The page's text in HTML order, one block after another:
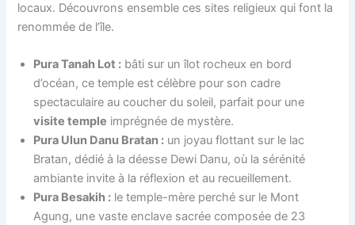
locaux. Découvrons ensemble ces sites religieux qui font la
renommée de l’île.
Pura Tanah Lot : bâti sur un îlot rocheux en bord
d’océan, ce temple est célèbre pour son cadre
spectaculaire au coucher du soleil, parfait pour une
visite temple imprégnée de mystère.
Pura Ulun Danu Bratan : un joyau flottant sur le lac
Bratan, dédié à la déesse Dewi Danu, où la sérénité
ambiante invite à la réflexion et au recueillement.
Pura Besakih : le temple-mère perché sur le Mont
Agung, une vaste enclave sacrée composée de 23